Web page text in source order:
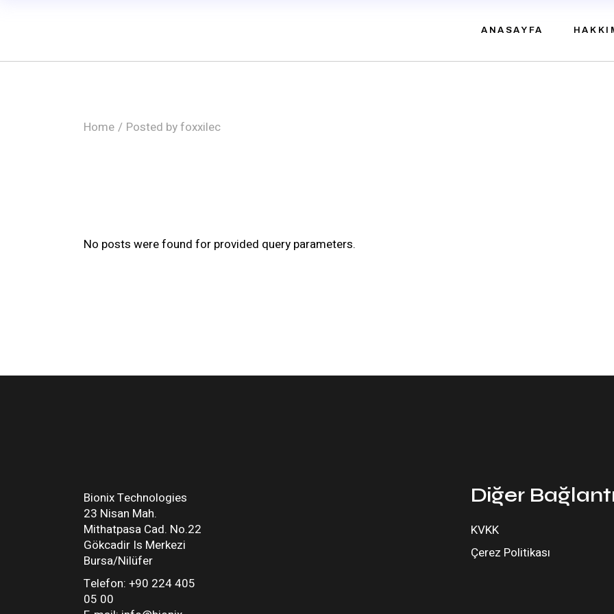
ANASAYFA
Home Posted by foxxilec
No posts were found for provided query parameters.
Bionix Technologies
23 Nisan Mah.
Mithatpasa Cad. No.22
Gökcadir Is Merkezi
Bursa/Nilüfer
Telefon: +90 224 405
05 00
Diğer
KVKK
Çerez Politikası